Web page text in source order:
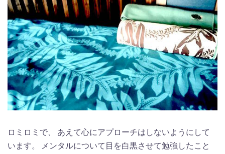
ロミロミで、 あえて心にアプローチはしないようにして
います。 メンタルについて目を白黒させて勉強したこと